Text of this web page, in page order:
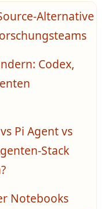
Alternative
Codex,
Pi Agent vs
Stack
Notebooks